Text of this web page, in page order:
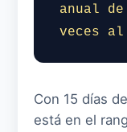
anual
veces al
Con 15 días
está en el